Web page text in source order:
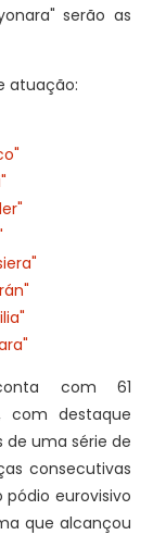
serão as
atuação:
com 61
com destaque
de uma série de
consecutivas
pódio eurovisivo
que alcançou